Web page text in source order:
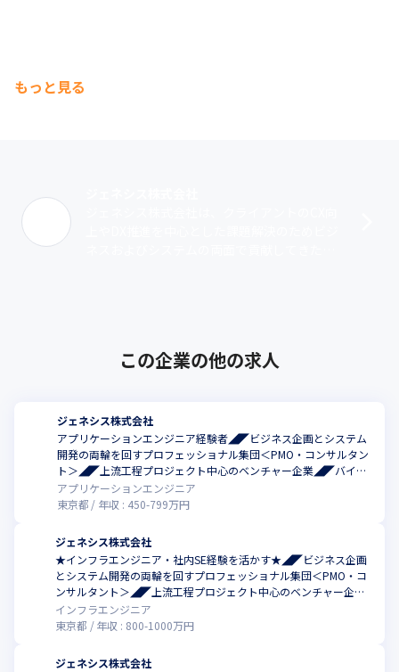
もっと見る
この企業の他の求人
ジェネシス株式会社
アプリケーションエンジニア経験者◢◤ビジネス企画とシステム
開発の両輪を回すプロフェッショナル集団＜PMO・コンサルタン
ト＞◢◤上流工程プロジェクト中心のベンチャー企業◢◤バイブ
リッド勤務
アプリケーションエンジニア
東京都
年収 : 450-799万円
ジェネシス株式会社
★インフラエンジニア・社内SE経験を活かす★◢◤ビジネス企画
とシステム開発の両輪を回すプロフェッショナル集団＜PMO・コ
ンサルタント＞◢◤上流工程プロジェクト中心のベンチャー企業
◢◤バイブリッド勤務
インフラエンジニア
東京都
年収 : 800-1000万円
ジェネシス株式会社